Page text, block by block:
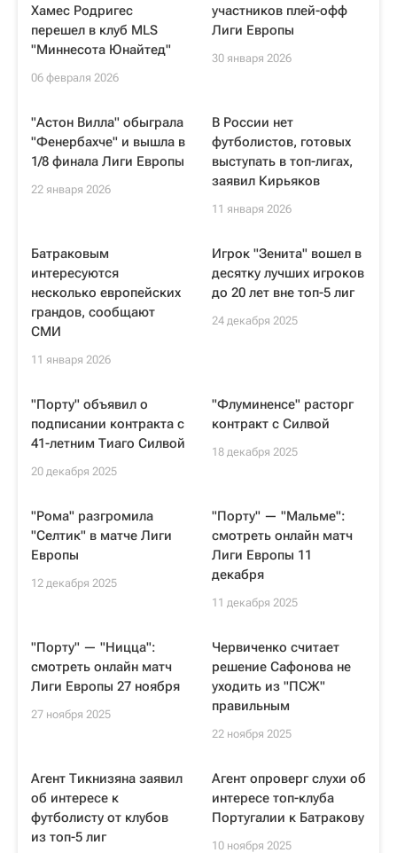
Хамес Родригес
перешел в клуб MLS
"Миннесота Юнайтед"
06 февраля 2026
участников плей-офф
Лиги Европы
30 января 2026
"Астон Вилла" обыграла
"Фенербахче" и вышла в
1/8 финала Лиги Европы
22 января 2026
В России нет
футболистов, готовых
выступать в топ-лигах,
заявил Кирьяков
11 января 2026
Батраковым
интересуются
несколько европейских
грандов, сообщают
СМИ
11 января 2026
Игрок "Зенита" вошел в
десятку лучших игроков
до 20 лет вне топ-5 лиг
24 декабря 2025
"Порту" объявил о
подписании контракта с
41-летним Тиаго Силвой
20 декабря 2025
"Флуминенсе" расторг
контракт с Силвой
18 декабря 2025
"Рома" разгромила
"Селтик" в матче Лиги
Европы
12 декабря 2025
"Порту" — "Мальме":
смотреть онлайн матч
Лиги Европы 11
декабря
11 декабря 2025
"Порту" — "Ницца":
смотреть онлайн матч
Лиги Европы 27 ноября
27 ноября 2025
Червиченко считает
решение Сафонова не
уходить из "ПСЖ"
правильным
22 ноября 2025
Агент Тикнизяна заявил
об интересе к
футболисту от клубов
из топ-5 лиг
Агент опроверг слухи об
интересе топ-клуба
Португалии к Батракову
10 ноября 2025